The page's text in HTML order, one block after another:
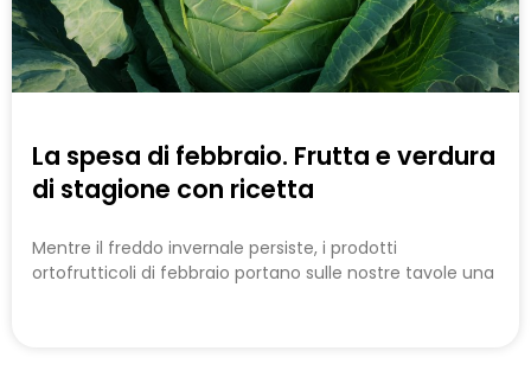
La spesa di febbraio. Frutta e verdura
di stagione con ricetta
Mentre il freddo invernale persiste, i prodotti
ortofrutticoli di febbraio portano sulle nostre tavole una